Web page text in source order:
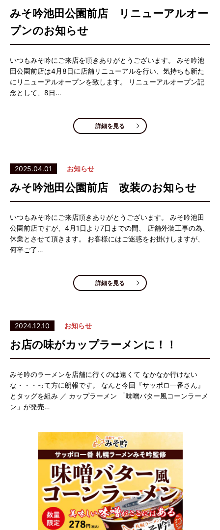
みそ吟池田公園前店 リニューアルオー
プンのお知らせ
いつもみそ吟にご来店を頂きありがとうございます。 みそ吟池
田公園前店は4月8日に店舗リニューアルを行い、気持ちも新た
にリニューアルオープンを致します。 リニューアルオープン記
念として、8日…
詳細を見る
2025.04.01 お知らせ
みそ吟池田公園前店 改装のお知らせ
いつもみそ吟にご来店頂きありがとうございます。 みそ吟池田
公園前店ですが、4月1日より7日までの間、 店舗外装工事の為、
休業とさせて頂きます。 お客様にはご迷惑をお掛けしますが、
何卒ご了…
詳細を見る
2024.12.10 お知らせ
お店の味がカップラーメンに！！
みそ吟のラーメンを店舗に行くのは遠くて なかなか行けない
な・・・って方に朗報です。 なんと今回『サッポロ一番さん』
とタッグを組み ／ カップラーメン 「味噌バター風コーンラーメ
ン」が発売…